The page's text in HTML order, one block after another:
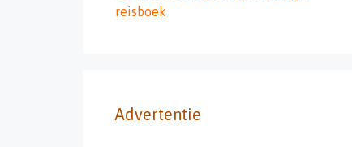
reisboek
Advertentie